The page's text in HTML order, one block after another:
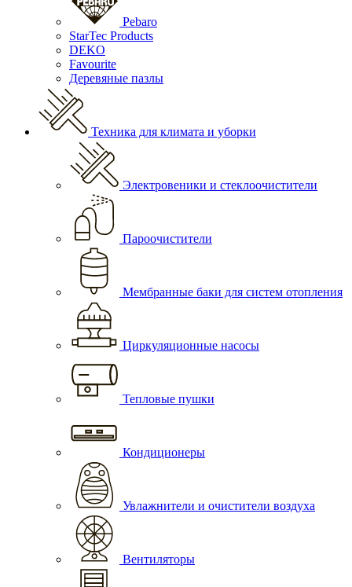
Pebaro
StarTec Products
DEKO
Favourite
Деревяные пазлы
Техника для климата и уборки
Электровеники и стеклоочистители
Пароочистители
Мембранные баки для систем отопления
Циркуляционные насосы
Тепловые пушки
Кондиционеры
Увлажнители и очистители воздуха
Вентиляторы